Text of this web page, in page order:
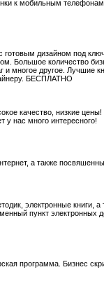
к мобильным
готовым дизайном под
Большое количество
многое другое. Лучшие
БЕСПЛАТНО
качество, низкие цены!
у нас много интересного!
а также
электронные книги, а
пункт электронных
программа. Бизнес